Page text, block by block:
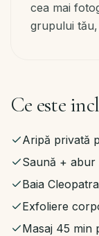
cea mai
grupului
Ce este
Aripă privată
Saună + abur
Baia Cleopatra
Exfoliere
Masaj 45 min